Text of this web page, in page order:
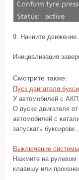
9. Начните движение.
Инициализация
Смотрите также:
Пуск двигателя
У автомобилей с
О пуске двигателя
автомобилей с
запускать буксировк
Выключение системы
Нажмите на рулевом
клавишу или